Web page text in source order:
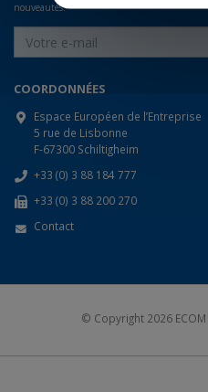
nouveautés.
COORDONNÉES
Espace Européen de l’Entreprise
5 rue de Lisbonne
F-67300 Schiltigheim
+33 (0) 3 88 184 777
+33 (0) 3 88 200 270
Contact
© Copyright 2026 ECOM